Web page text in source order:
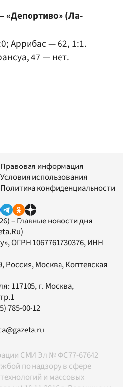
«Депортиво» (Ла-
Аррибас — 62, 1:1.
, 47 — нет.
Правовая информация
Условия использования
Политика конфиденциальности
– Главные новости дня
, ОГРН 1067761730376, ИНН
Россия, Москва, Коптевская
117105, г. Москва,
785-00-12
СМИ Эл № ФС77-67642
по надзору в сфере
и массовых